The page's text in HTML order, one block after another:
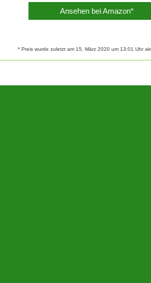
Ansehen bei Amazon*
* Preis wurde zuletzt am 15. März 2020 um 13:01 Uhr